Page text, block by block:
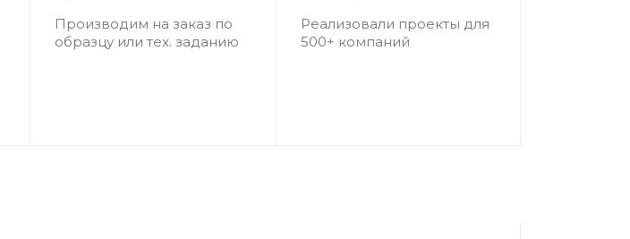
Производим на заказ по
образцу или тех. заданию
Реализовали проекты для
500+ компаний